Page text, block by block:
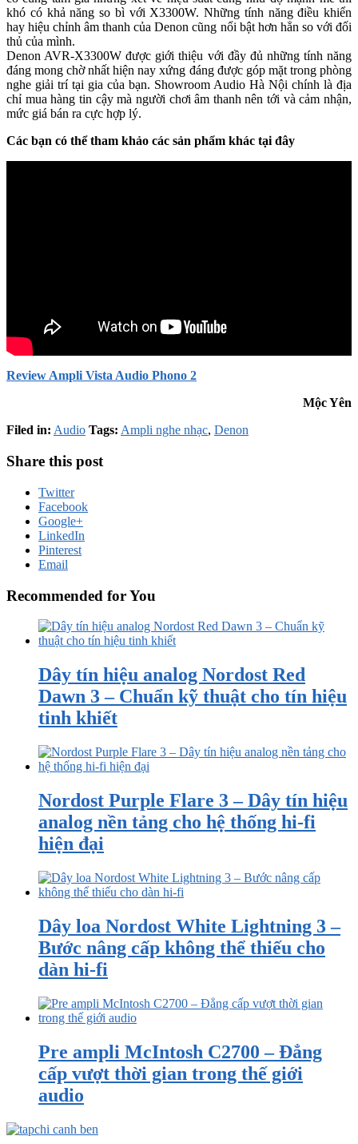
khó có khả năng so bì với X3300W. Những tính năng điều khiển
hay hiệu chỉnh âm thanh của Denon cũng nổi bật hơn hẳn so với đối
thủ của mình.
Denon AVR-X3300W được giới thiệu với đầy đủ những tính năng
đáng mong chờ nhất hiện nay xứng đáng được góp mặt trong phòng
nghe giải trí tại gia của bạn. Showroom Audio Hà Nội chính là địa
chỉ mua hàng tin cậy mà người chơi âm thanh nên tới và cảm nhận,
mức giá bán ra cực hợp lý.
Các bạn có thể tham khảo các sản phẩm khác tại đây
Review Ampli Vista Audio Phono 2
Mộc Yên
Filed in: Audio Tags: Ampli nghe nhạc, Denon
Share this post
Twitter
Facebook
Google+
LinkedIn
Pinterest
Email
Recommended for You
Dây tín hiệu analog Nordost Red
Dawn 3 – Chuẩn kỹ thuật cho tín hiệu
tinh khiết
Nordost Purple Flare 3 – Dây tín hiệu
analog nền tảng cho hệ thống hi-fi
hiện đại
Dây loa Nordost White Lightning 3 –
Bước nâng cấp không thể thiếu cho
dàn hi-fi
Pre ampli McIntosh C2700 – Đẳng
cấp vượt thời gian trong thế giới
audio